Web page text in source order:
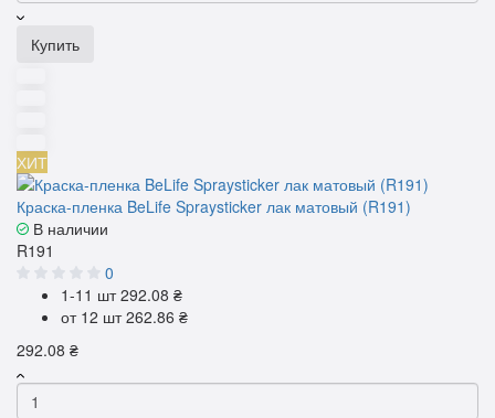
Купить
ХИТ
Краска-пленка BeLife Spraysticker лак матовый (R191)
В наличии
R191
0
1-11 шт292.08 ₴
от 12 шт262.86 ₴
292.08 ₴